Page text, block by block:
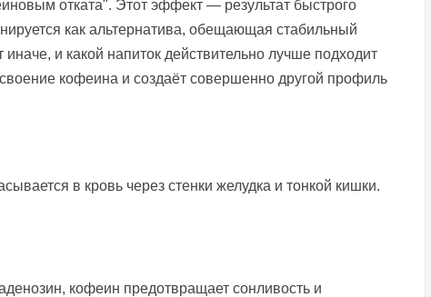
отката". Этот эффект — результат быстрого
как альтернатива, обещающая стабильный
и какой напиток действительно лучше подходит
кофеина и создаёт совершенно другой профиль
в кровь через стенки желудка и тонкой кишки.
кофеин предотвращает сонливость и